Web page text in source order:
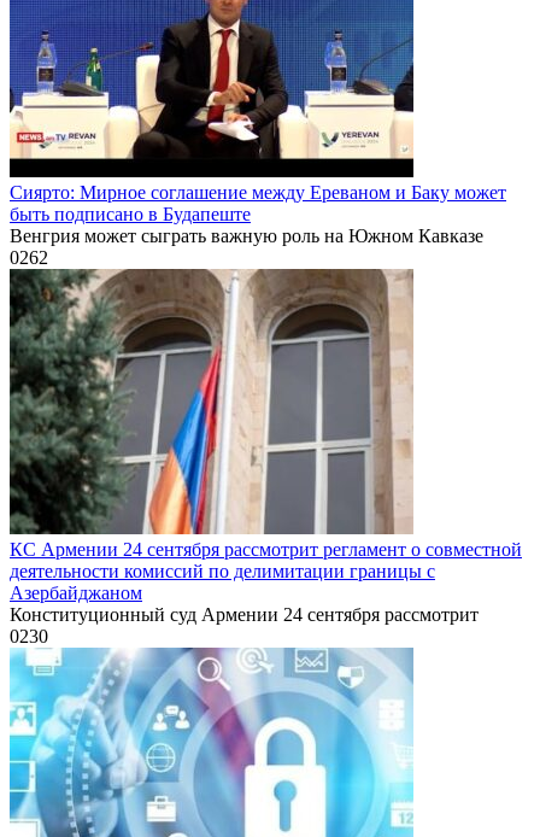
Сиярто: Мирное соглашение между Ереваном и Баку может
быть подписано в Будапеште
Венгрия может сыграть важную роль на Южном Кавказе
0262
КС Армении 24 сентября рассмотрит регламент о совместной
деятельности комиссий по делимитации границы с
Азербайджаном
Конституционный суд Армении 24 сентября рассмотрит
0230